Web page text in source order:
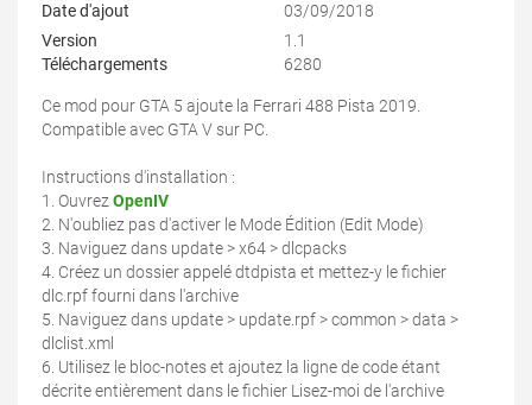
Date d'ajout
03/09/2018
Version
1.1
Téléchargements
6280
Ce mod pour GTA 5 ajoute la Ferrari 488 Pista 2019.
Compatible avec GTA V sur PC.
Instructions d'installation :
1. Ouvrez OpenIV
2. N'oubliez pas d'activer le Mode Édition (Edit Mode)
3. Naviguez dans update > x64 > dlcpacks
4. Créez un dossier appelé dtdpista et mettez-y le fichier
dlc.rpf fourni dans l'archive
5. Naviguez dans update > update.rpf > common > data >
dlclist.xml
6. Utilisez le bloc-notes et ajoutez la ligne de code étant
décrite entièrement dans le fichier Lisez-moi de l'archive